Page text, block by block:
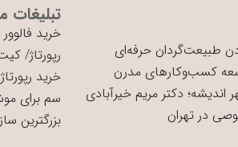
طبیعت‌گردان حرفه‌ای
کسب‌وکارهای مدرن
اندیشه؛ دکتر مریم خیرآبادی
در تهران
تبلیغات
خرید فالوور
رپورتاژ/
خرید رپورتاژ
سم برای
بزرگترین